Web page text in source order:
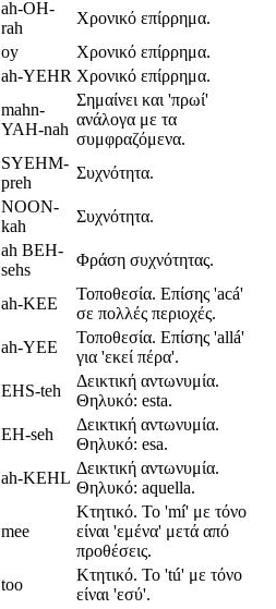
ah-OH-
rah
Χρονικό επίρρημα.
oy
Χρονικό επίρρημα.
ah-YEHR Χρονικό επίρρημα.
mahn-
YAH-nah
Σημαίνει και 'πρωί'
ανάλογα με τα
συμφραζόμενα.
SYEHM-
preh
Συχνότητα.
NOON-
kah
Συχνότητα.
ah BEH-
sehs
Φράση συχνότητας.
ah-KEE
Τοποθεσία. Επίσης 'acá'
σε πολλές περιοχές.
ah-YEE
Τοποθεσία. Επίσης 'allá'
για 'εκεί πέρα'.
EHS-teh
Δεικτική αντωνυμία.
Θηλυκό: esta.
EH-seh
Δεικτική αντωνυμία.
Θηλυκό: esa.
ah-KEHL
Δεικτική αντωνυμία.
Θηλυκό: aquella.
mee
Κτητικό. Το 'mí' με τόνο
είναι 'εμένα' μετά από
προθέσεις.
too
Κτητικό. Το 'tú' με τόνο
είναι 'εσύ'.